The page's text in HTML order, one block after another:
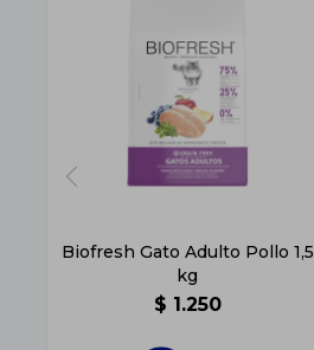
Biofresh Gato Adulto Pollo 1,5
kg
$ 1.250